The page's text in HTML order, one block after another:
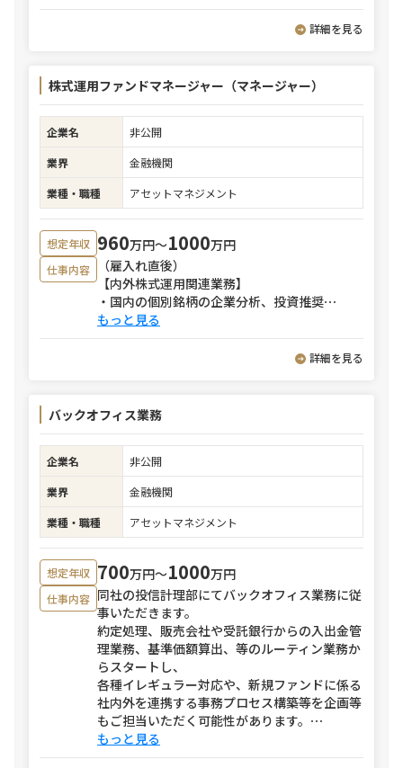
詳細を見る
株式運用ファンドマネージャー（マネージャー）
企業名
非公開
業界
金融機関
業種・職種
アセットマネジメント
想定年収 960万円〜1000万円
仕事内容
（雇入れ直後）
【内外株式運用関連業務】
・国内の個別銘柄の企業分析、投資推奨⋯
もっと見る
詳細を見る
バックオフィス業務
企業名
非公開
業界
金融機関
業種・職種
アセットマネジメント
想定年収 700万円〜1000万円
仕事内容 同社の投信計理部にてバックオフィス業務に従
事いただきます。
約定処理、販売会社や受託銀行からの入出金管
理業務、基準価額算出、等のルーティン業務か
らスタートし、
各種イレギュラー対応や、新規ファンドに係る
社内外を連携する事務プロセス構築等を企画等
もご担当いただく可能性があります。 ⋯
もっと見る